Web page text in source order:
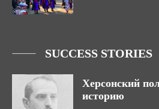
SUCCESS STORIES
Херсонский
историю